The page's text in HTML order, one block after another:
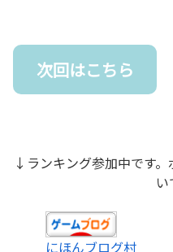
次回はこちら
↓ランキング参加中です
にほんブログ村